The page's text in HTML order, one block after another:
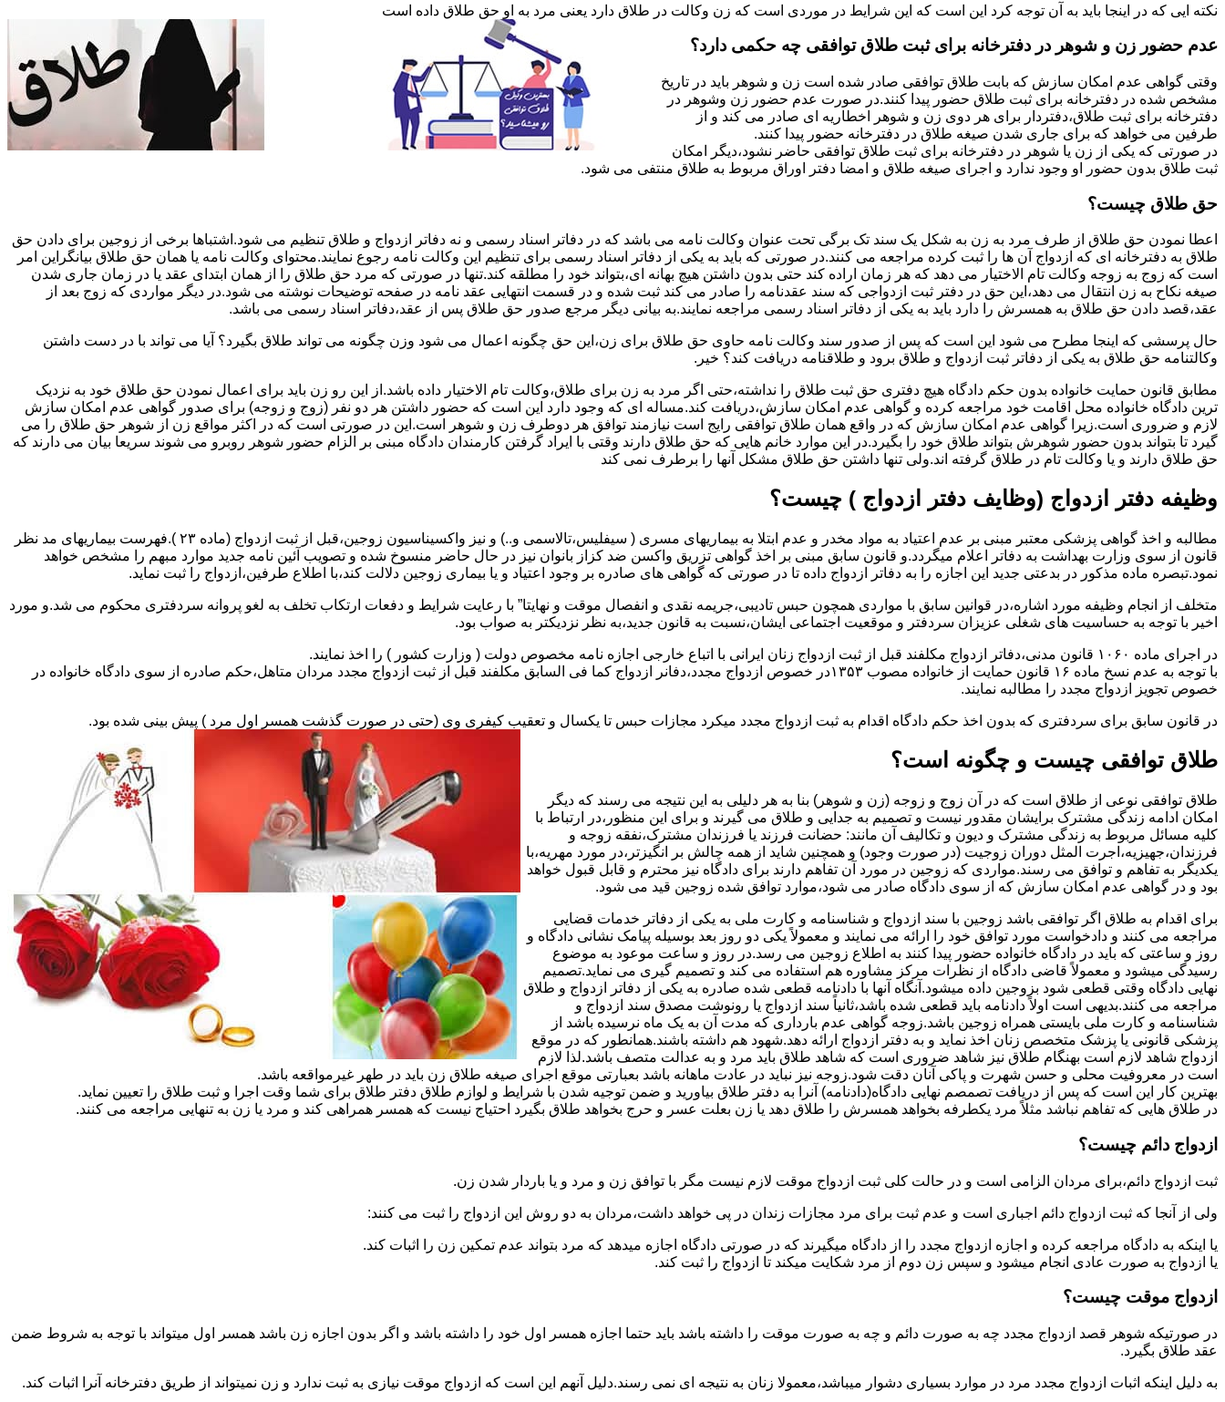
نکته ایی که در اینجا باید به آن توجه کرد این است که این شرایط در موردی است که زن وکالت در طلاق دارد یعنی مرد به او حق طلاق داده است
عدم حضور زن و شوهر در دفترخانه برای ثبت طلاق توافقی چه حکمی دارد؟
وقتی گواهی عدم امکان سازش که بابت طلاق توافقی صادر شده است زن و شوهر باید در تاریخ
مشخص شده در دفترخانه برای ثبت طلاق حضور پیدا کنند.در صورت عدم حضور زن وشوهر در
دفترخانه برای ثبت طلاق،دفتردار برای هر دوی زن و شوهر اخطاریه ای صادر می کند و از
طرفین می خواهد که برای جاری شدن صیغه طلاق در دفترخانه حضور پیدا کنند.
در صورتی که یکی از زن یا شوهر در دفترخانه برای ثبت طلاق توافقی حاضر نشود،دیگر امکان
ثبت طلاق بدون حضور او وجود ندارد و اجرای صیغه طلاق و امضا دفتر اوراق مربوط به طلاق منتفی می شود.
حق طلاق چیست؟
اعطا نمودن حق طلاق از طرف مرد به زن به شکل یک سند تک برگی تحت عنوان وکالت نامه می باشد که در دفاتر اسناد رسمی و نه دفاتر ازدواج و طلاق تنظیم می شود.اشتباها برخی از زوجین برای دادن حق
طلاق به دفترخانه ای که ازدواج آن ها را ثبت کرده مراجعه می کنند.در صورتی که باید به یکی از دفاتر اسناد رسمی برای تنظیم این وکالت نامه رجوع نمایند.محتوای وکالت نامه یا همان حق طلاق بیانگراین امر
است که زوج به زوجه وکالت تام الاختیار می دهد که هر زمان اراده کند حتی بدون داشتن هیچ بهانه ای،بتواند خود را مطلقه کند.تنها در صورتی که مرد حق طلاق را از همان ابتدای عقد یا در زمان جاری شدن
صیغه نکاح به زن انتقال می دهد،این حق در دفتر ثبت ازدواجی که سند عقدنامه را صادر می کند ثبت شده و در قسمت انتهایی عقد نامه در صفحه توضیحات نوشته می شود.در دیگر مواردی که زوج بعد از
عقد،قصد دادن حق طلاق به همسرش را دارد باید به یکی از دفاتر اسناد رسمی مراجعه نمایند.به بیانی دیگر مرجع صدور حق طلاق پس از عقد،دفاتر اسناد رسمی می باشد.
حال پرسشی که اینجا مطرح می شود این است که پس از صدور سند وکالت نامه حاوی حق طلاق برای زن،این حق چگونه اعمال می شود وزن چگونه می تواند طلاق بگیرد؟ آیا می تواند با در دست داشتن
وکالتنامه حق طلاق به یکی از دفاتر ثبت ازدواج و طلاق برود و طلاقنامه دریافت کند؟ خیر.
مطابق قانون حمایت خانواده بدون حکم دادگاه هیچ دفتری حق ثبت طلاق را نداشته،حتی اگر مرد به زن برای طلاق،وکالت تام الاختیار داده باشد.از این رو زن باید برای اعمال نمودن حق طلاق خود به نزدیک
ترین دادگاه خانواده محل اقامت خود مراجعه کرده و گواهی عدم امکان سازش،دریافت کند.مساله ای که وجود دارد این است که حضور داشتن هر دو نفر (زوج و زوجه) برای صدور گواهی عدم امکان سازش
لازم و ضروری است.زیرا گواهی عدم امکان سازش که در واقع همان طلاق توافقی رایج است نیازمند توافق هر دوطرف زن و شوهر است.این در صورتی است که در اکثر مواقع زن از شوهر حق طلاق را می
گیرد تا بتواند بدون حضور شوهرش بتواند طلاق خود را بگیرد.در این موارد خانم هایی که حق طلاق دارند وقتی با ایراد گرفتن کارمندان دادگاه مبنی بر الزام حضور شوهر روبرو می شوند سریعا بیان می دارند که
حق طلاق دارند و یا وکالت تام در طلاق گرفته اند.ولی تنها داشتن حق طلاق مشکل آنها را برطرف نمی کند
وظیفه دفتر ازدواج (وظایف دفتر ازدواج ) چیست؟
مطالبه و اخذ گواهی پزشکی معتبر مبنی بر عدم اعتیاد به مواد مخدر و عدم ابتلا به بیماریهای مسری ( سیفلیس،تالاسمی و..) و نیز واکسیناسیون زوجین،قبل از ثبت ازدواج (ماده ۲۳ ).فهرست بیماریهای مد نظر
قانون از سوی وزارت بهداشت به دفاتر اعلام میگردد.و قانون سابق مبنی بر اخذ گواهی تزریق واکسن ضد کزاز بانوان نیز در حال حاضر منسوخ شده و تصویب آئین نامه جدید موارد مبهم را مشخص خواهد
نمود.تبصره ماده مذکور در بدعتی جدید این اجازه را به دفاتر ازدواج داده تا در صورتی که گواهی های صادره بر وجود اعتیاد و یا بیماری زوجین دلالت کند،با اطلاع طرفین،ازدواج را ثبت نماید.
متخلف از انجام وظیفه مورد اشاره،در قوانین سابق با مواردی همچون حبس تادیبی،جریمه نقدی و انفصال موقت و نهایتا” با رعایت شرایط و دفعات ارتکاب تخلف به لغو پروانه سردفتری محکوم می شد.و مورد
اخیر با توجه به حساسیت های شغلی عزیزان سردفتر و موقعیت اجتماعی ایشان،نسبت به قانون جدید،به نظر نزدیکتر به صواب بود.
در اجرای ماده ۱۰۶۰ قانون مدنی،دفاتر ازدواج مکلفند قبل از ثبت ازدواج زنان ایرانی با اتباع خارجی اجازه نامه مخصوص دولت ( وزارت کشور ) را اخذ نمایند.
با توجه به عدم نسخ ماده ۱۶ قانون حمایت از خانواده مصوب ۱۳۵۳در خصوص ازدواج مجدد،دفانر ازدواج کما فی السابق مکلفند قبل از ثبت ازدواج مجدد مردان متاهل،حکم صادره از سوی دادگاه خانواده در
خصوص تجویز ازدواج مجدد را مطالبه نمایند.
در قانون سابق برای سردفتری که بدون اخذ حکم دادگاه اقدام به ثبت ازدواج مجدد میکرد مجازات حبس تا یکسال و تعقیب کیفری وی (حتی در صورت گذشت همسر اول مرد ) پیش بینی شده بود.
طلاق توافقی چیست و چگونه است؟
طلاق توافقی نوعی از طلاق است که در آن زوج و زوجه (زن و شوهر) بنا به هر دلیلی به این نتیجه می رسند که دیگر
امکان ادامه زندگی مشترک برایشان مقدور نیست و تصمیم به جدایی و طلاق می گیرند و برای این منظور،در ارتباط با
کلیه مسائل مربوط به زندگی مشترک و دیون و تکالیف آن مانند: حضانت فرزند یا فرزندان مشترک،نفقه زوجه و
فرزندان،جهیزیه،اجرت المثل دوران زوجیت (در صورت وجود) و همچنین شاید از همه چالش بر انگیزتر،در مورد مهریه،با
یکدیگر به تفاهم و توافق می رسند.مواردی که زوجین در مورد آن تفاهم دارند برای دادگاه نیز محترم و قابل قبول خواهد
بود و در گواهی عدم امکان سازش که از سوی دادگاه صادر می شود،موارد توافق شده زوجین قید می شود.
برای اقدام به طلاق اگر توافقی باشد زوجین با سند ازدواج و شناسنامه و کارت ملی به یکی از دفاتر خدمات قضایی
مراجعه می کنند و دادخواست مورد توافق خود را ارائه می نمایند و معمولاً یکی دو روز بعد بوسیله پیامک نشانی دادگاه و
روز و ساعتی که باید در دادگاه خانواده حضور پیدا کنند به اطلاع زوجین می رسد.در روز و ساعت موعود به موضوع
رسیدگی میشود و معمولاً قاضی دادگاه از نظرات مرکز مشاوره هم استفاده می کند و تصمیم گیری می نماید.تصمیم
نهایی دادگاه وقتی قطعی شود بزوجین داده میشود.آنگاه آنها با دادنامه قطعی شده صادره به یکی از دفاتر ازدواج و طلاق
مراجعه می کنند.بدیهی است اولاً دادنامه باید قطعی شده باشد،ثانیاً سند ازدواج یا رونوشت مصدق سند ازدواج و
شناسنامه و کارت ملی بایستی همراه زوجین باشد.زوجه گواهی عدم بارداری که مدت آن به یک ماه نرسیده باشد از
پزشکی قانونی یا پزشک متخصص زنان اخذ نماید و به دفتر ازدواج ارائه دهد.شهود هم داشته باشند.همانطور که در موقع
ازدواج شاهد لازم است بهنگام طلاق نیز شاهد ضروری است که شاهد طلاق باید مرد و به عدالت متصف باشد.لذا لازم
است در معروفیت محلی و حسن شهرت و پاکی آنان دقت شود.زوجه نیز نباید در عادت ماهانه باشد بعبارتی موقع اجرای صیغه طلاق زن باید در طهر غیرمواقعه باشد.
بهترین کار این است که پس از دریافت تصمصم نهایی دادگاه(دادنامه) آنرا به دفتر طلاق بیاورید و ضمن توجیه شدن با شرایط و لوازم طلاق دفتر طلاق برای شما وقت اجرا و ثبت طلاق را تعیین نماید.
در طلاق هایی که تفاهم نباشد مثلاً مرد یکطرفه بخواهد همسرش را طلاق دهد یا زن بعلت عسر و حرج بخواهد طلاق بگیرد احتیاج نیست که همسر همراهی کند و مرد یا زن به تنهایی مراجعه می کنند.
ازدواج دائم چیست؟
ثبت ازدواج دائم،برای مردان الزامی است و در حالت کلی ثبت ازدواج موقت لازم نیست مگر با توافق زن و مرد و یا باردار شدن زن.
ولی از آنجا که ثبت ازدواج دائم اجباری است و عدم ثبت برای مرد مجازات زندان در پی خواهد داشت،مردان به دو روش این ازدواج را ثبت می کنند:
یا اینکه به دادگاه مراجعه کرده و اجازه ازدواج مجدد را از دادگاه میگیرند که در صورتی دادگاه اجازه میدهد که مرد بتواند عدم تمکین زن را اثبات کند.
یا ازدواج به صورت عادی انجام میشود و سپس زن دوم از مرد شکایت میکند تا ازدواج را ثبت کند.
ازدواج موقت چیست؟
در صورتیکه شوهر قصد ازدواج مجدد چه به صورت دائم و چه به صورت موقت را داشته باشد باید حتما اجازه همسر اول خود را داشته باشد و اگر بدون اجازه زن باشد همسر اول میتواند با توجه به شروط ضمن
عقد طلاق بگیرد.
به دلیل اینکه اثبات ازدواج مجدد مرد در موارد بسیاری دشوار میباشد،معمولا زنان به نتیجه ای نمی رسند.دلیل آنهم این است که ازدواج موقت نیازی به ثبت ندارد و زن نمیتواند از طریق دفترخانه آنرا اثبات کند.